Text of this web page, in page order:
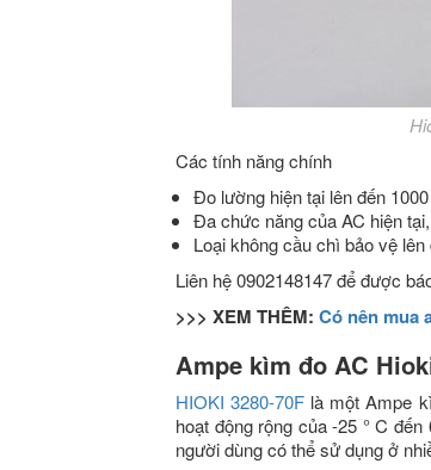
Các tính năng chính
Đo lường hiện tại lên đến
Đa chức năng của AC hiện
Loại không cầu chì bảo vệ lên
Liên hệ 0902148147 để được
>>> XEM THÊM: Có nên mua
Ampe kìm đo AC
HIOKI 3280-70F là một Ampe
hoạt động rộng của -25 ° C
người dùng có thể sử dụng ở